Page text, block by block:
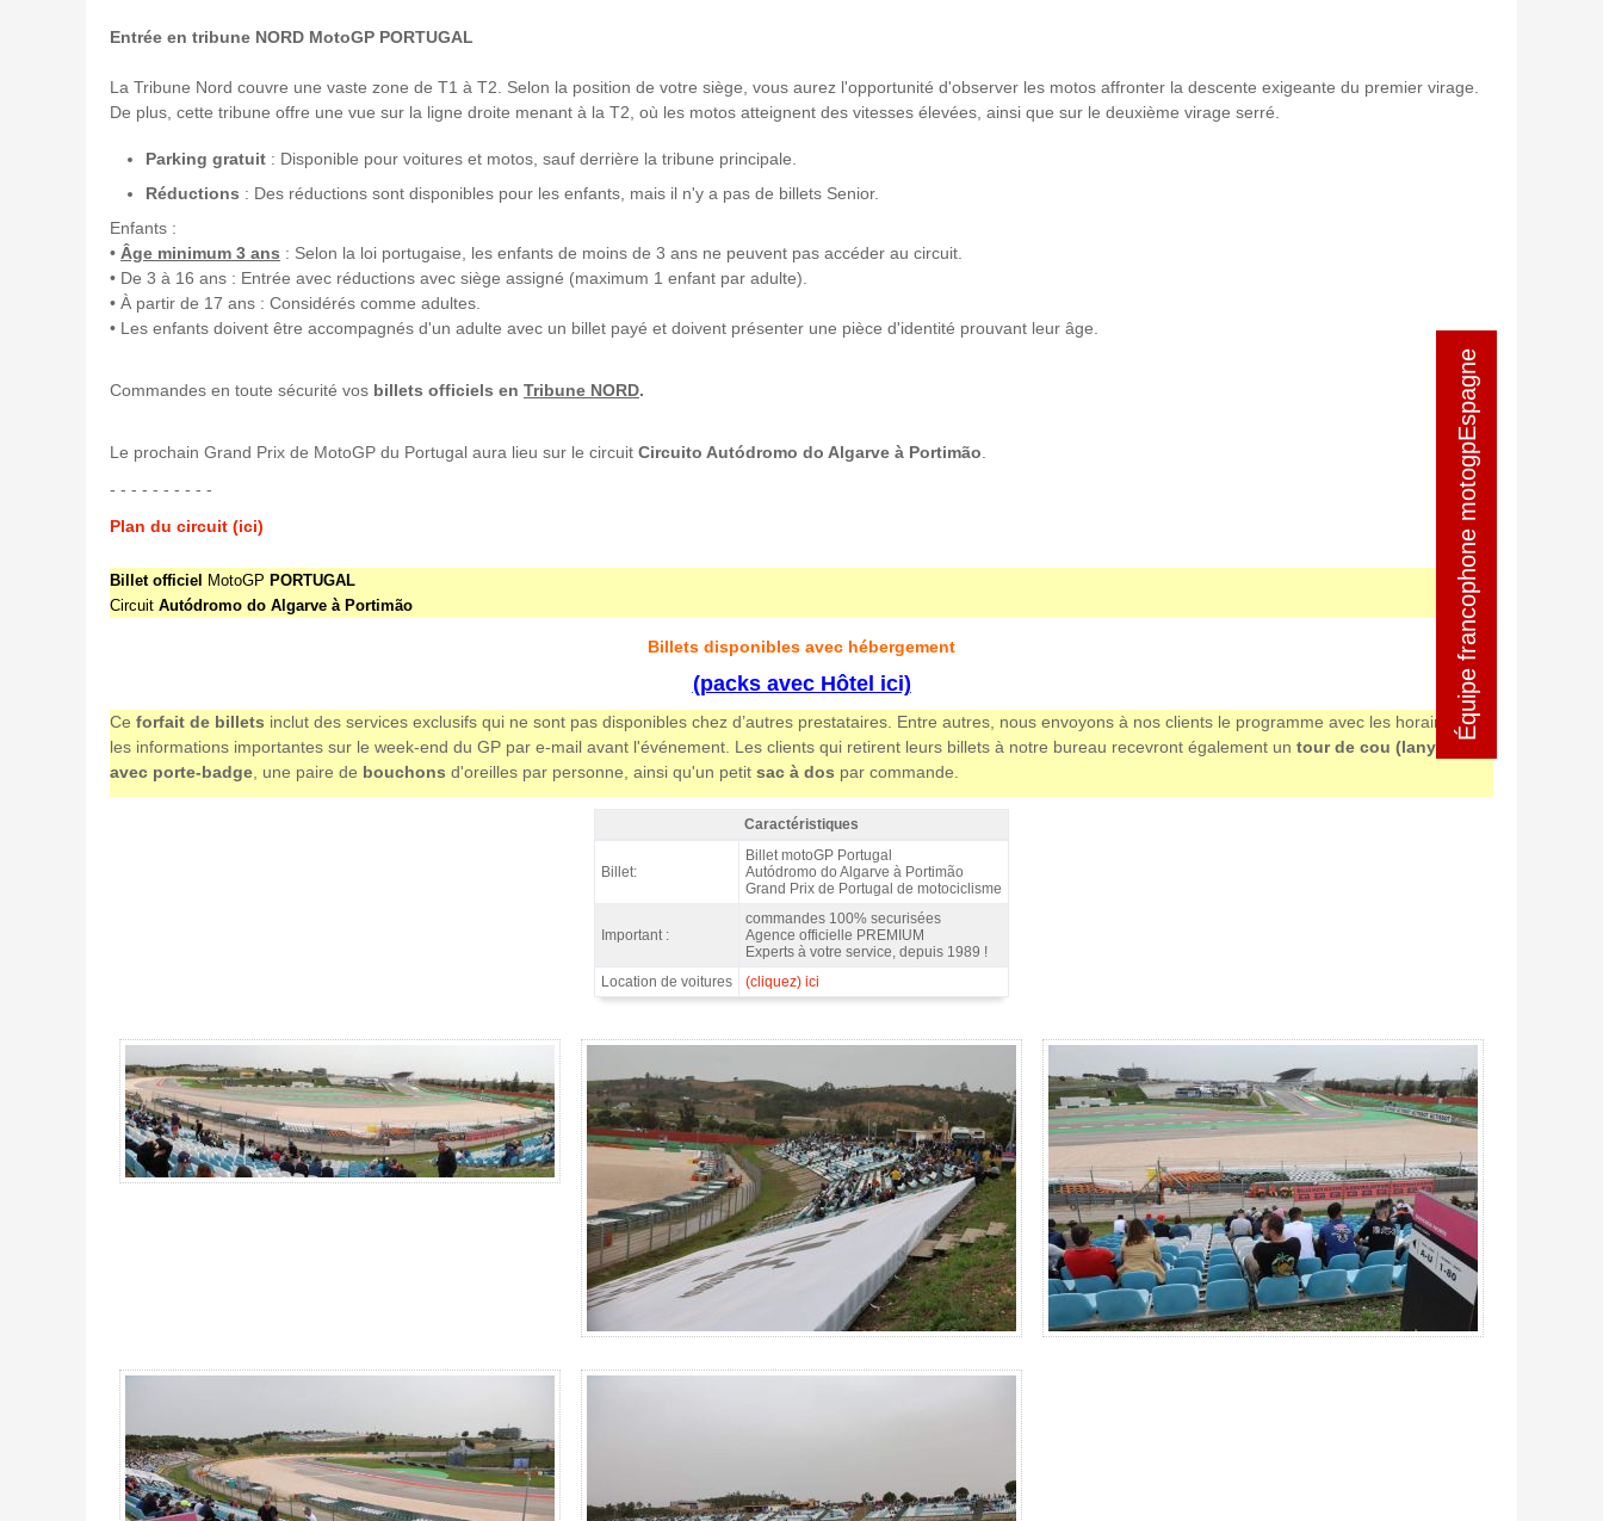
Équipe francophone motogpEspagne
Équipe francophone motogpEspagne
Entrée en tribune NORD MotoGP PORTUGAL
La Tribune Nord couvre une vaste zone de T1 à T2. Selon la position de votre siège, vous aurez l'opportunité d'observer les motos affronter la descente exigeante du premier virage.
De plus, cette tribune offre une vue sur la ligne droite menant à la T2, où les motos atteignent des vitesses élevées, ainsi que sur le deuxième virage serré.
Parking gratuit : Disponible pour voitures et motos, sauf derrière la tribune principale.
Réductions : Des réductions sont disponibles pour les enfants, mais il n'y a pas de billets Senior.
Enfants :
• Âge minimum 3 ans : Selon la loi portugaise, les enfants de moins de 3 ans ne peuvent pas accéder au circuit.
• De 3 à 16 ans : Entrée avec réductions avec siège assigné (maximum 1 enfant par adulte).
• À partir de 17 ans : Considérés comme adultes.
• Les enfants doivent être accompagnés d'un adulte avec un billet payé et doivent présenter une pièce d'identité prouvant leur âge.
Commandes en toute sécurité vos billets officiels en Tribune NORD.
Le prochain Grand Prix de MotoGP du Portugal aura lieu sur le circuit Circuito Autódromo do Algarve à Portimão
- - - - - - - - - -
Plan du circuit (ici)
Billet officiel MotoGP PORTUGAL
Circuit Autódromo do Algarve à Portimão
Billets disponibles avec hébergement
(packs avec Hôtel ici)
Ce forfait de billets inclut des services exclusifs qui ne sont pas disponibles chez d’autres prestataires. Entre autres, nous envoyons à nos clients le programme avec les horaires et
les informations importantes sur le week-end du GP par e-mail avant l'événement. Les clients qui retirent leurs billets à notre bureau recevront également un tour de cou (lanyard)
avec porte-badge , une paire de bouchons d'oreilles par personne, ainsi qu'un petit sac à dos par commande.
Tribune Nord MotoGP Portimao 2026 - Caractéristiques
Caractéristiques
Billet:
Billet motoGP Portugal
Autódromo do Algarve à Portimão
Grand Prix de Portugal de motociclisme
Important :
commandes 100% securisées
Agence officielle PREMIUM
Experts à votre service, depuis 1989 !
Location de voitures
(cliquez) ici